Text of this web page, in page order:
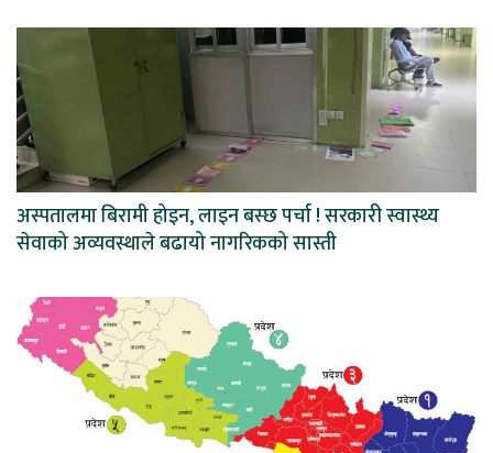
अस्पतालमा बिरामी होइन, लाइन बस्छ पर्चा ! सरकारी स्वास्थ्य
सेवाको अव्यवस्थाले बढायो नागरिकको सास्ती